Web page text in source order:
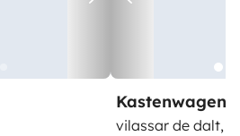
Kastenwagen
vilassar de dalt,